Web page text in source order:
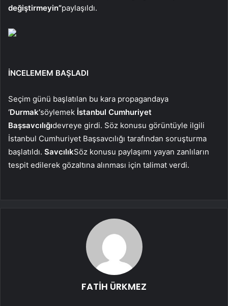
değiştirmeyin”paylaşıldı.
İNCELEMEM BAŞLADI
Seçim günü başlatılan bu kara propagandaya
‘Durmak’söylemek İstanbul Cumhuriyet
Başsavcılığıdevreye girdi. Söz konusu görüntüyle ilgili
İstanbul Cumhuriyet Başsavcılığı tarafından soruşturma
başlatıldı. SavcılıkSöz konusu paylaşımı yayan zanlıların
tespit edilerek gözaltına alınması için talimat verdi.
FATİH ÜRKMEZ